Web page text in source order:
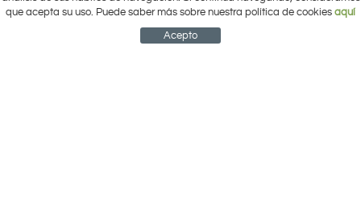
Marcas
959 12 63 64
info@electrobricogarden.com
CUENTA CESTA
que acepta su uso. Puede saber más sobre nuestra política de cookies aquí
Acepto